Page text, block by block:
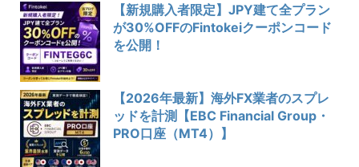
【新規購入者限定】JPY建て全プラン
が30%OFFのFintokeiクーポンコード
を公開！
【2026年最新】海外FX業者のスプレ
ッドを計測【EBC Financial Group・
PRO口座（MT4）】